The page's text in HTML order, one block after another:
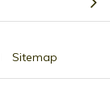
Sitemap